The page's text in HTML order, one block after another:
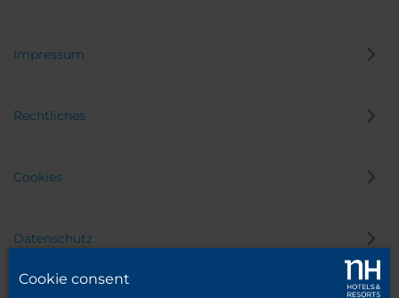
Impressum
Rechtliches
Cookies
Datenschutz
Cookie consent